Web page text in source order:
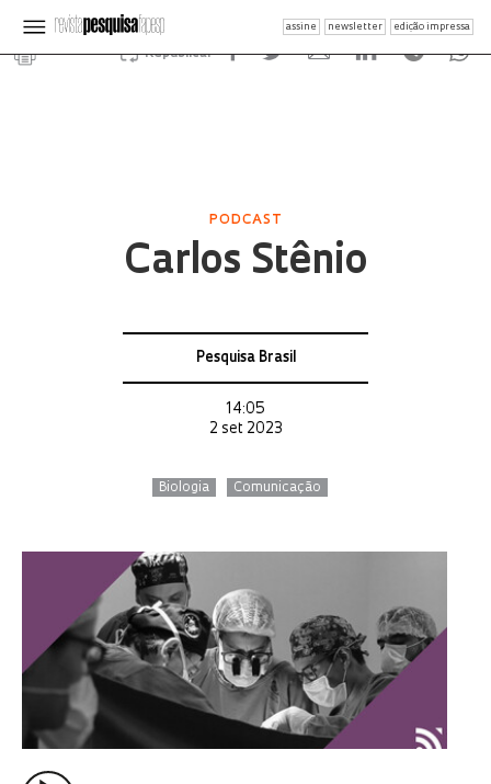
assine newsletter edição impressa
Republicar
PODCAST
Carlos Stênio
Pesquisa Brasil
14:05
2 set 2023
Biologia Comunicação